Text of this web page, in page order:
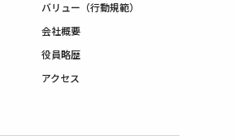
バリュー（行動規範）
会社概要
役員略歴
アクセス